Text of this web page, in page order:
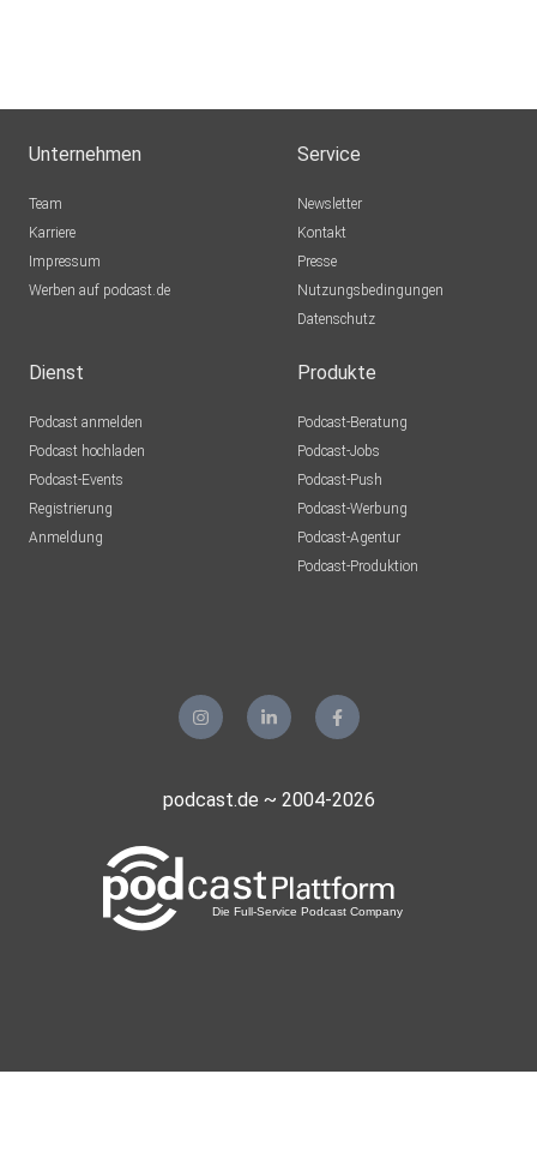
Unternehmen
Team
Karriere
Impressum
Werben auf podcast.de
Service
Newsletter
Kontakt
Presse
Nutzungsbedingungen
Datenschutz
Dienst
Podcast anmelden
Podcast hochladen
Podcast-Events
Registrierung
Anmeldung
Produkte
Podcast-Beratung
Podcast-Jobs
Podcast-Push
Podcast-Werbung
Podcast-Agentur
Podcast-Produktion
podcast.de ~ 2004-2026